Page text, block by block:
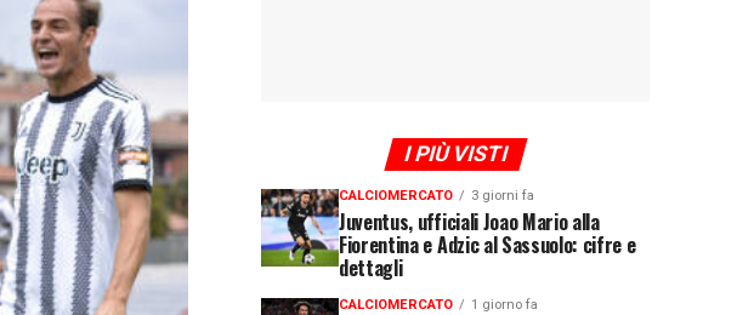
I PIÙ VISTI
CALCIOMERCATO 3 giorni fa
Juventus, ufficiali Joao Mario alla
Fiorentina e Adzic al Sassuolo: cifre e
dettagli
CALCIOMERCATO 1 giorno fa